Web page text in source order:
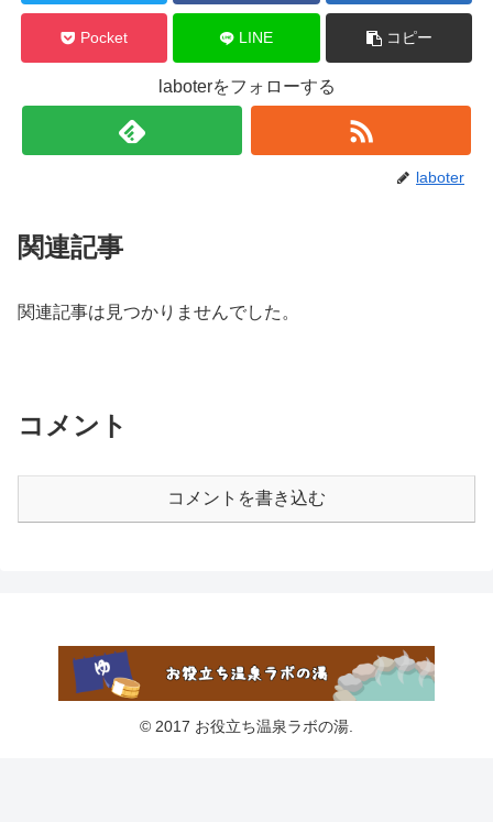
Pocket LINE コピー
laboterをフォローする
laboter
関連記事
関連記事は見つかりませんでした。
コメント
コメントを書き込む
© 2017 お役立ち温泉ラボの湯.